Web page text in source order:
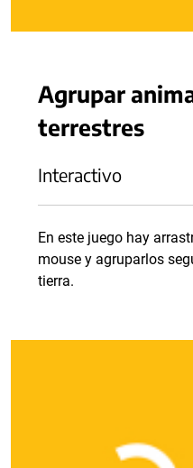
Agrupar
terrestres
Interactivo
En este juego hay
mouse y agruparlos
tierra.